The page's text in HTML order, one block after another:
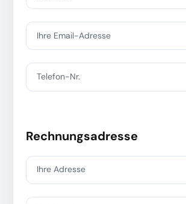
Ihre Email-Adresse
Telefon-Nr.
Rechnungsadresse
Ihre Adresse